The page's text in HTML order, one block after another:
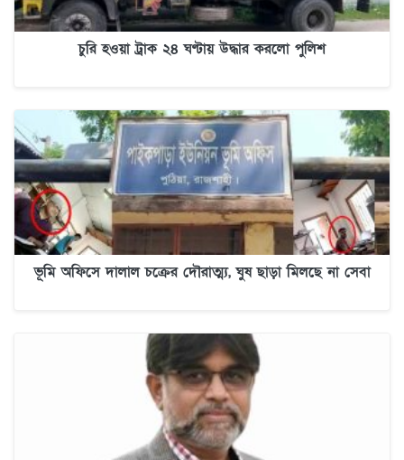
চুরি হওয়া ট্রাক ২৪ ঘণ্টায় উদ্ধার করলো পুলিশ
ভূমি অফিসে দালাল চক্রের দৌরাত্ম্য, ঘুষ ছাড়া মিলছে না সেবা